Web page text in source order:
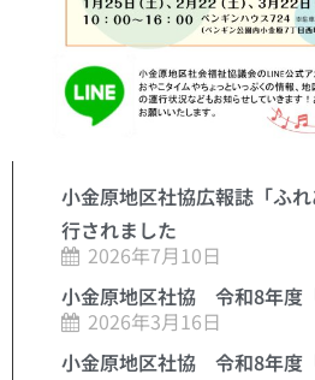
小金原地区社協広報誌「ふ
行されました
2026年7月10日
小金原地区社協 令和8年度
2026年3月16日
小金原地区社協 令和8年度